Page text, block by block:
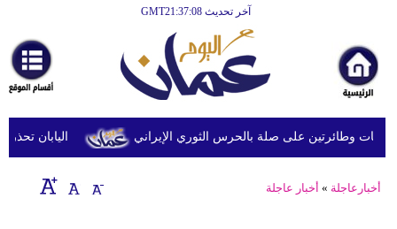
آخر تحديث GMT21:37:08
أخبارعاجلة
رياضة
ثقافة
إقتصاد
اليابان تحذر من وطائرتين على صلة بالحرس الثوري الإيراني
أخبارعاجلة » أخبار عاجلة